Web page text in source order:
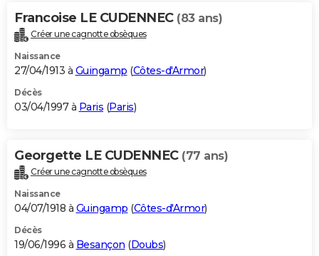
Francoise LE CUDENNEC (83 ans)
Créer une cagnotte obsèques
Naissance
27/04/1913 à Guingamp (Côtes-d'Armor)
Décès
03/04/1997 à Paris (Paris)
Georgette LE CUDENNEC (77 ans)
Créer une cagnotte obsèques
Naissance
04/07/1918 à Guingamp (Côtes-d'Armor)
Décès
19/06/1996 à Besançon (Doubs)